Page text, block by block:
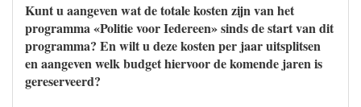
Kunt u aangeven wat de totale kosten zijn van het
programma «Politie voor Iedereen» sinds de start van dit
programma? En wilt u deze kosten per jaar uitsplitsen
en aangeven welk budget hiervoor de komende jaren is
gereserveerd?